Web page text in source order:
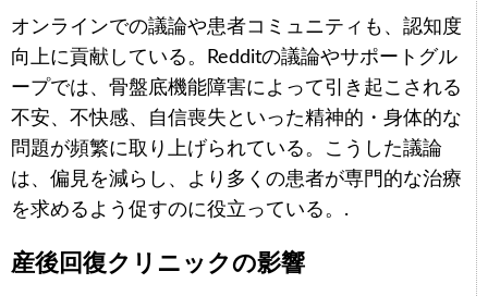
オンラインでの議論や患者コミュニティも、認知度
向上に貢献している。Redditの議論やサポートグル
ープでは、骨盤底機能障害によって引き起こされる
不安、不快感、自信喪失といった精神的・身体的な
問題が頻繁に取り上げられている。こうした議論
は、偏見を減らし、より多くの患者が専門的な治療
を求めるよう促すのに役立っている。.
産後回復クリニックの影響